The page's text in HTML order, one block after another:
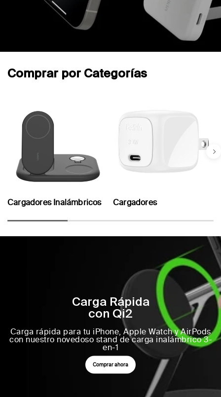
Comprar por Categorías
Cargadores Inalámbricos Cargadores
Carga Rápida
con Qi2
Carga rápida para tu iPhone, Apple Watch y AirPods
con nuestro novedoso stand de carga inalámbrico 3-
en-1
Comprar ahora